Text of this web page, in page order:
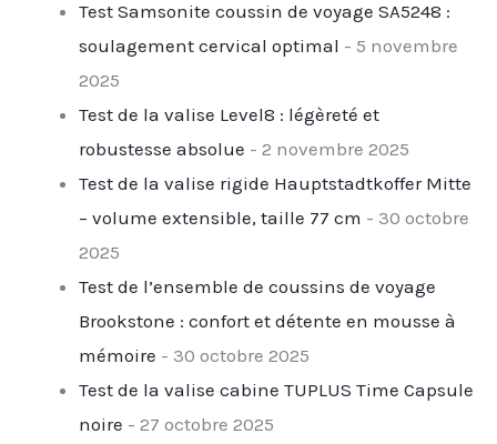
Test Samsonite coussin de voyage SA5248 :
soulagement cervical optimal - 5 novembre
2025
Test de la valise Level8 : légèreté et
robustesse absolue - 2 novembre 2025
Test de la valise rigide Hauptstadtkoffer Mitte
– volume extensible, taille 77 cm - 30 octobre
2025
Test de l’ensemble de coussins de voyage
Brookstone : confort et détente en mousse à
mémoire - 30 octobre 2025
Test de la valise cabine TUPLUS Time Capsule
noire - 27 octobre 2025